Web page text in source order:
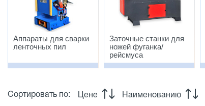
Аппараты для сварки
ленточных пил
Заточные станки для
ножей фуганка/
рейсмуса
Сортировать по: Цене Наименованию